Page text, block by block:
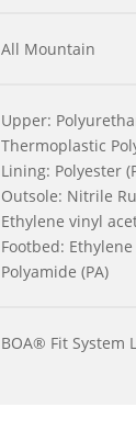
All Mountain
Upper:
Thermoplastic
Lining: Polyester
Outsole: Nitrile
Ethylene vinyl
Footbed:
Polyamide (PA)
BOA® Fit System